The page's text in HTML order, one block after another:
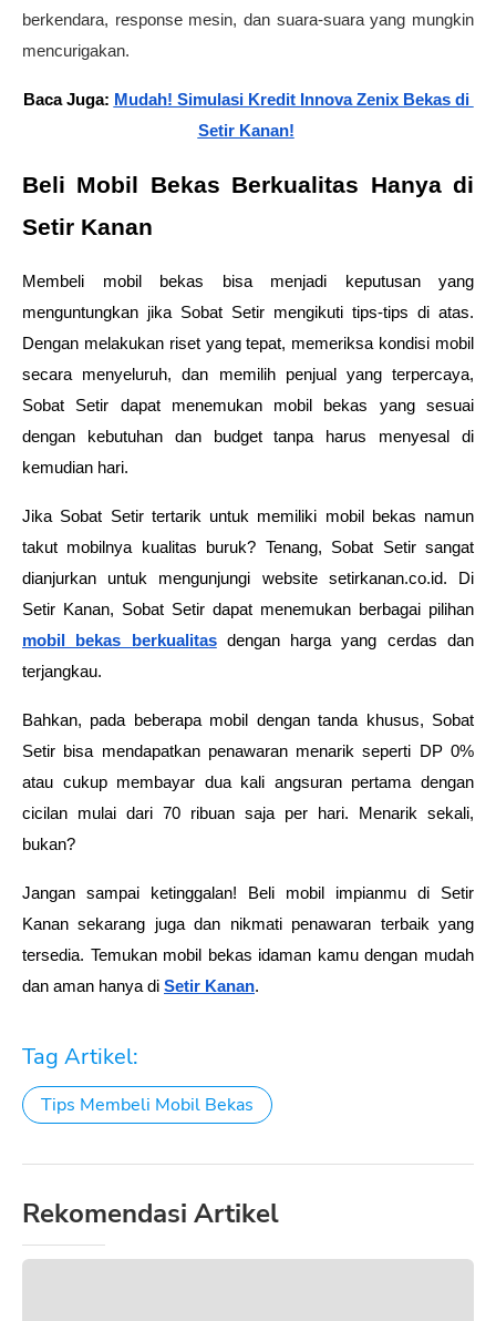
berkendara, response mesin, dan suara-suara yang mungkin
mencurigakan.
Baca Juga: Mudah! Simulasi Kredit Innova Zenix Bekas di
Setir Kanan!
Beli Mobil Bekas Berkualitas Hanya di
Setir Kanan
Membeli mobil bekas bisa menjadi keputusan yang
menguntungkan jika Sobat Setir mengikuti tips-tips di atas.
Dengan melakukan riset yang tepat, memeriksa kondisi mobil
secara menyeluruh, dan memilih penjual yang terpercaya,
Sobat Setir dapat menemukan mobil bekas yang sesuai
dengan kebutuhan dan budget tanpa harus menyesal di
kemudian hari.
Jika Sobat Setir tertarik untuk memiliki mobil bekas namun
takut mobilnya kualitas buruk? Tenang, Sobat Setir sangat
dianjurkan untuk mengunjungi website setirkanan.co.id. Di
mobil bekas berkualitas dengan harga yang cerdas dan
terjangkau.
Bahkan, pada beberapa mobil dengan tanda khusus, Sobat
Setir bisa mendapatkan penawaran menarik seperti DP 0%
atau cukup membayar dua kali angsuran pertama dengan
cicilan mulai dari 70 ribuan saja per hari. Menarik sekali,
bukan?
Jangan sampai ketinggalan! Beli mobil impianmu di Setir
Kanan sekarang juga dan nikmati penawaran terbaik yang
tersedia. Temukan mobil bekas idaman kamu dengan mudah
dan aman hanya di Setir Kanan.
Tag Artikel:
Tips Membeli Mobil Bekas
Rekomendasi Artikel